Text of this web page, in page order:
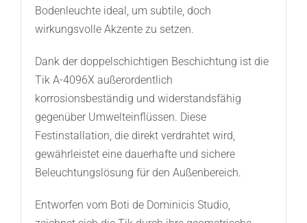
Bodenleuchte ideal, um subtile, doch
wirkungsvolle Akzente zu setzen.
Dank der doppelschichtigen Beschichtung ist die
Tik A-4096X außerordentlich
korrosionsbeständig und widerstandsfähig
gegenüber Umwelteinflüssen. Diese
Festinstallation, die direkt verdrahtet wird,
gewährleistet eine dauerhafte und sichere
Beleuchtungslösung für den Außenbereich.
Entworfen vom Boti de Dominicis Studio,